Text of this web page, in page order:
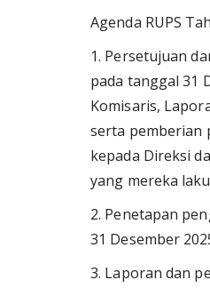
Agenda RUPS
1. Persetujuan
pada tanggal 31
Komisaris,
serta pemberian
kepada Direksi
yang mereka
2. Penetapan
31 Desember
3. Laporan dan